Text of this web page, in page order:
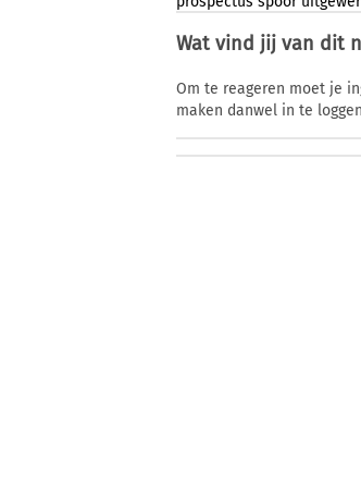
Wat vind jij van dit
Om te reageren moet je
maken danwel in te